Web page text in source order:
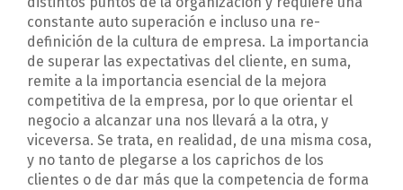
constante auto superación e incluso una re-
definición de la cultura de empresa. La importancia
de superar las expectativas del cliente, en suma,
remite a la importancia esencial de la mejora
competitiva de la empresa, por lo que orientar el
negocio a alcanzar una nos llevará a la otra, y
viceversa. Se trata, en realidad, de una misma cosa,
y no tanto de plegarse a los caprichos de los
clientes o de dar más que la competencia de forma